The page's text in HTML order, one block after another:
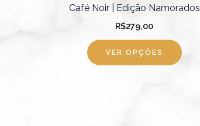
Café Noir | Edição Namorados
R$279,00
VER OPÇÕES